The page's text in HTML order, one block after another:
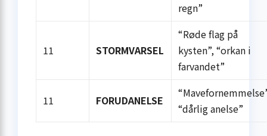
regn”
11 STORMVARSEL
“Røde flag på
kysten”, “orkan i
farvandet”
11 FORUDANELSE
“dårlig anelse”